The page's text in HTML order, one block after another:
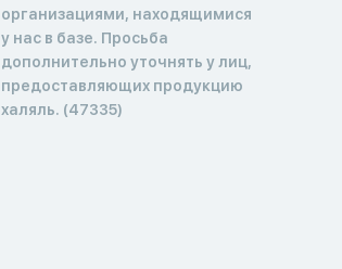
организациями, находящимися
у нас в базе. Просьба
дополнительно уточнять у лиц,
предоставляющих продукцию
халяль. (47335)